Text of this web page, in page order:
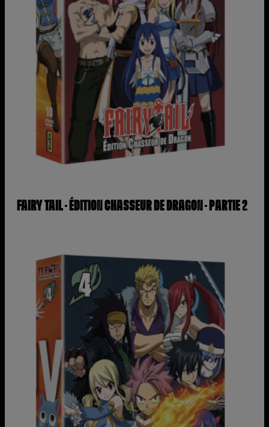
FAIRY TAIL – ÉDITION CHASSEUR DE DRAGON – PARTIE 2